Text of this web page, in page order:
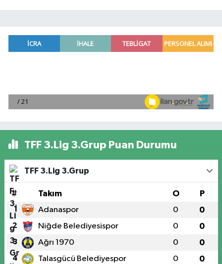
TFF 3.Lig 3.Grup Puan Durumu
TFF 3.Lig 3.Grup
# Takım O P
1 Adanaspor 0 0
2 Niğde Belediyesispor 0 0
3 Ağrı 1970 0 0
4 Talasgücü Belediyespor 0 0